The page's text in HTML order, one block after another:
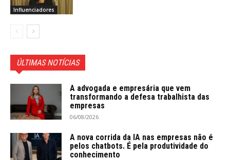
Influenciadores
ÚLTIMAS NOTÍCIAS
A advogada e empresária que vem
transformando a defesa trabalhista das
empresas
06/08/2026
A nova corrida da IA nas empresas não é
pelos chatbots. É pela produtividade do
conhecimento